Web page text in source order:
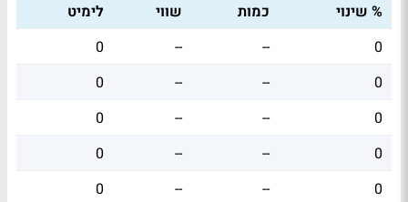
% שינוי כמות שווי
לימיט
0
--
--
0
0
--
--
0
0
--
--
0
0
--
--
0
0
--
--
0